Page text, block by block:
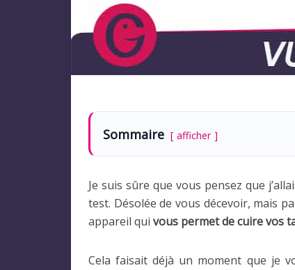
Sommaire afficher
Je suis sûre que vous pensez que
test. Désolée de vous décevoir, mais
appareil qui vous permet de cuire vos
Cela faisait déjà un moment que je